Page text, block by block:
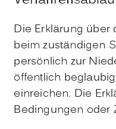
Die Erklärung über
beim zuständigen
persönlich zur
öffentlich
einreichen. Die
Bedingungen oder